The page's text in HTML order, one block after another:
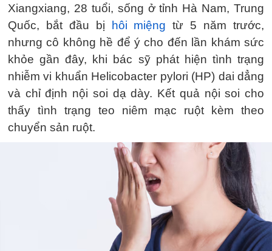
Xiangxiang, 28 tuổi, sống ở tỉnh Hà Nam, Trung
Quốc, bắt đầu bị
hôi miệng từ 5 năm trước,
nhưng cô không hề để ý cho đến lần khám sức
khỏe gần đây, khi bác sỹ phát hiện tình trạng
nhiễm vi khuẩn Helicobacter pylori (HP) dai dẳng
và chỉ định nội soi dạ dày. Kết quả nội soi cho
thấy tình trạng teo niêm mạc ruột kèm theo
chuyển sản ruột.